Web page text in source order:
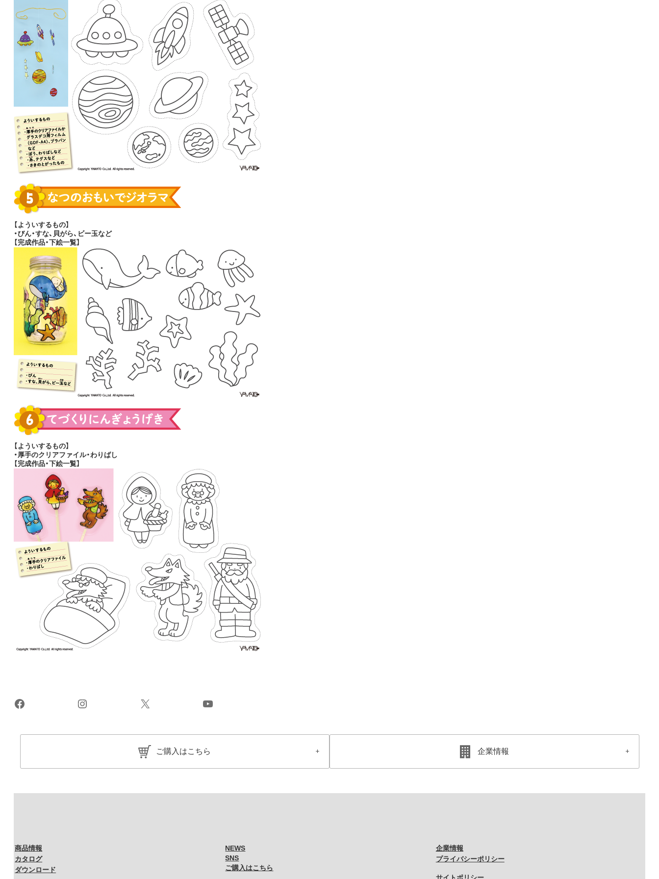
【よういするもの】
・びん・すな、貝がら、ビー玉など
【完成作品・下絵一覧】
【よういするもの】
・厚手のクリアファイル・わりばし
【完成作品・下絵一覧】
Facebook Instagram X YouTube
ご購入はこちら 企業情報
商品情報
カタログ
ダウンロード
NEWS
SNS
ご購入はこちら
企業情報
プライバシーポリシー